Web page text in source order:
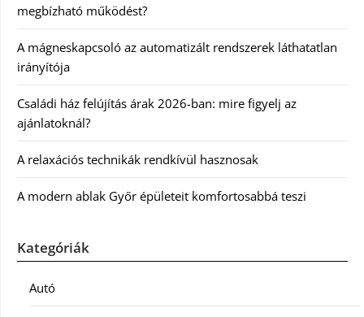
megbízható működést?
A mágneskapcsoló az automatizált rendszerek láthatatlan
irányítója
Családi ház felújítás árak 2026-ban: mire figyelj az
ajánlatoknál?
A relaxációs technikák rendkívül hasznosak
A modern ablak Győr épületeit komfortosabbá teszi
Kategóriák
Autó